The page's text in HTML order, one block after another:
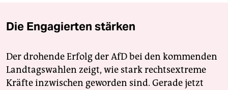
Die Engagierten stärken
Der drohende Erfolg der AfD bei den kommenden
Landtagswahlen zeigt, wie stark rechtsextreme
Kräfte inzwischen geworden sind. Gerade jetzt